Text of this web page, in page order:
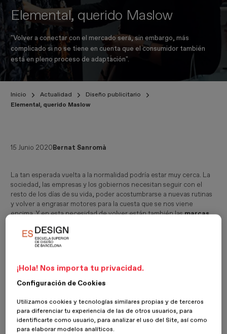
Elemental, querido Maslow
"Volver a conectar con el mercado será, sin embargo, más
complicado si no se tiene en cuenta que el consumidor también
está en pleno proceso de adaptación".
Inicio Actualidad
Diseño publicitario
Elemental, querido Maslow
15 Junio 2020Bernat Sanromà
La tan esperada vuelta a la normalidad podría estar muy cerca. La
sociedad, las empresas y los gobiernos necesitan seguir con el
resto de los días de su vida, poder acostumbrarse a nuevas rutinas
y volver a engrasar motores para la cuesta que se nos viene
encima. Y en esta necesidad de volver están también lasmarcas,
año con unosnúmeros que permitan ver el 2021 con cierta
sensación de recuperación
Volver a conectar con el mercado será, sin embargo, más
complicado si no se tiene en cuenta que elconsumidor también
está en pleno proceso de adaptación
año, nuestra propia capacidad económica, muchos factores que
exigen replantearnos nuestras prioridades, planes de crecimiento
e inversiones.
¡Hola! Nos importa tu privacidad.
Configuración de Cookies
Utilizamos cookies y tecnologías similares propias y de terceros
para diferenciar tu experiencia de las de otros usuarios, para
identificarte como usuario, para analizar el uso del Site, así como
para elaborar modelos analíticos.